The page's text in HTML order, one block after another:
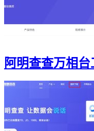
阿明查查万相